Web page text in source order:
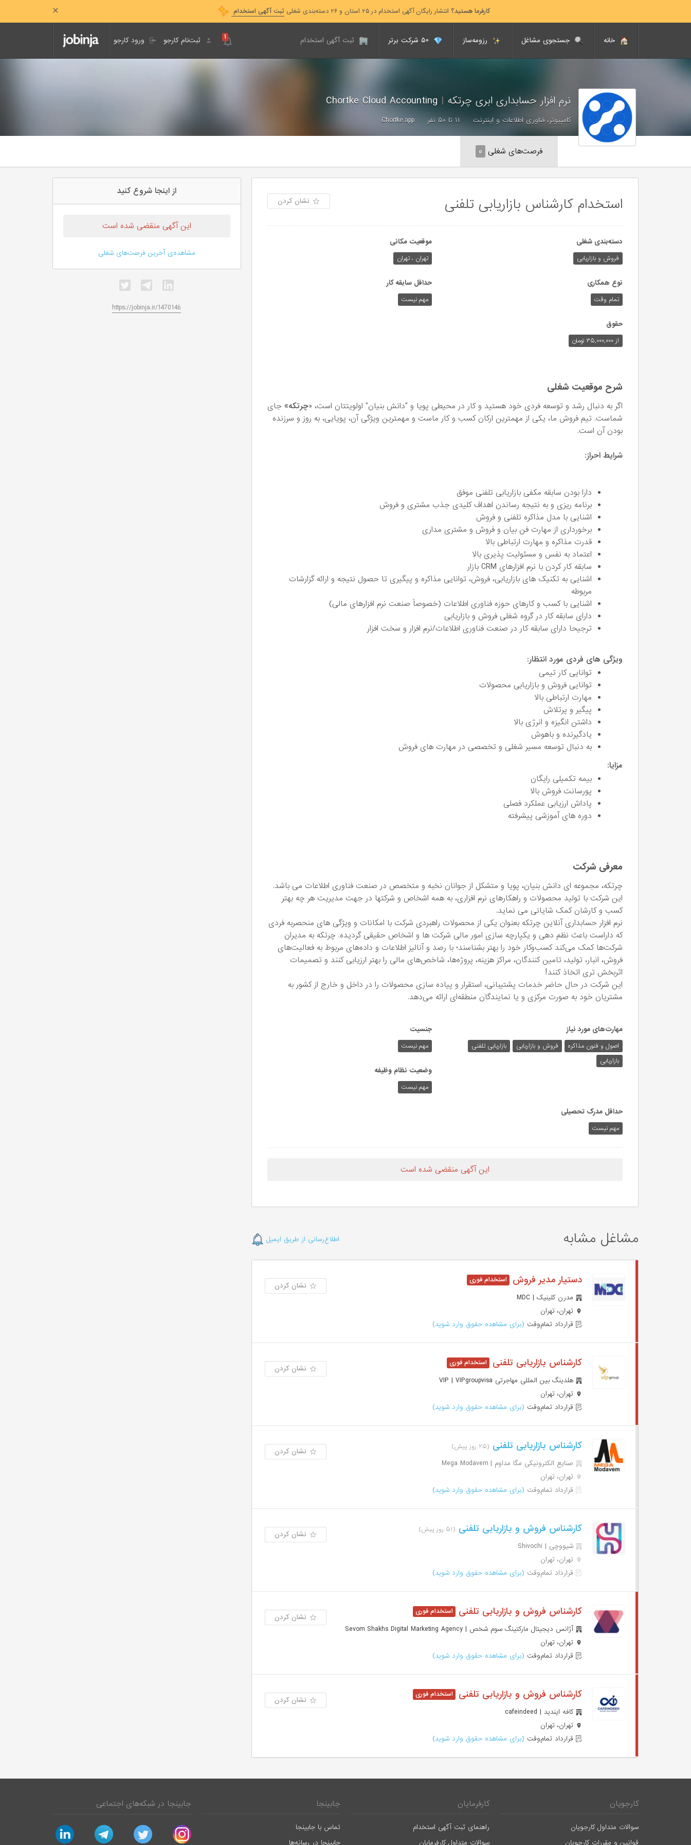
کارفرما هستید؟ انتشار رایگان آگهی استخدام در ۲۵ استان و ۲۶ دسته‌بندی شغلی ثبت آگهی استخدام
خانه جستجوی مشاغل رزومه‌ساز ثبت آگهی استخدام ورود کارجو ثبت‌نام کارجو ۱
نرم افزار حسابداری ابری چرتکه |
کامپیوتر، فناوری اطلاعات و اینترنت ۱۱ تا ۵۰ نفر Chortke.app
فرصت‌های شغلی ۰
استخدام کارشناس بازاریابی تلفنی نشان کردن
دسته‌بندی شغلی
فروش و بازاریابی
موقعیت مکانی
تهران ، تهران
نوع همکاری
تمام وقت
حداقل سابقه کار
مهم نیست
حقوق
از ۳۵,۰۰۰,۰۰۰ تومان
شرح موقعیت شغلی
اگر به دنبال رشد و توسعه فردی خود هستید و کار در محیطی پویا و "دانش بنیان" اولویتتان است، «چرتکه» جای
شماست. تیم فروش ما، یکی از مهمترین ارکان کسب و کار ماست و مهمترین ویژگی آن، پویایی، به روز و سرزنده
بودن آن است.
شرایط احراز:
دارا بودن سابقه مکفی بازاریابی تلفنی موفق
برنامه ریزی و به نتیجه رساندن اهداف کلیدی جذب مشتری و فروش
اشنایی با مدل مذاکره تلفنی و فروش
برخورداری از مهارت فن بیان و فروش و مشتری مداری
قدرت مذاکره و مهارت ارتباطی بالا
اعتماد به نفس و مسئولیت پذیری بالا
سابقه کار کردن با نرم افزارهای CRM بازار
اشنایی به تکنیک های بازاریابی، فروش، توانایی مذاکره و پیگیری تا حصول نتیجه و ارائه گزارشات
مربوطه
اشنایی با کسب و کارهای حوزه فناوری اطلاعات (خصوصاً صنعت نرم افزارهای مالی)
دارای سابقه کار در گروه شغلی فروش و بازاریابی
ترجیحا دارای سابقه کار در صنعت فناوری اطلاعات/نرم افزار و سخت افزار
ویژگی های فردی مورد انتظار:
توانایی کار تیمی
توانایی فروش و بازاریابی محصولات
مهارت ارتباطی بالا
پیگیر و پرتلاش
داشتن انگیزه و انرژی بالا
یادگیرنده و باهوش
به دنبال توسعه مسیر شغلی و تخصصی در مهارت های فروش
مزایا:
بیمه تکمیلی رایگان
پورسانت فروش بالا
پاداش ارزیابی عملکرد فصلی
دوره های آموزشی پیشرفته
معرفی شرکت
چرتکه، مجموعه ای دانش بنیان، پویا و متشکل از جوانان نخبه و متخصص در صنعت فناوری اطلاعات می باشد.
این شرکت با تولید محصولات و راهکارهای نرم افزاری، به همه اشخاص و شرکتها در جهت مدیریت هر چه بهتر
کسب و کارشان کمک شایانی می نماید.
نرم افزار حسابداری آنلاین چرتکه بعنوان یکی از محصولات راهبردی شرکت با امکانات و ویژگی های منحصربه فردی
که داراست باعث نظم دهی و یکپارچه سازی امور مالی شرکت ها و اشخاص حقیقی گردیده. چرتکه به مدیران
شرکت‌ها کمک می‌کند کسب‌و‌کار خود را بهتر بشناسند؛ با رصد و آنالیز اطلاعات و داده‌های مربوط به فعالیت‌های
فروش، انبار، تولید، تامین کنندگان، مراکز هزینه، پروژه‌ها، شاخص‌های مالی را بهتر ارزیابی کنند و تصمیمات
اثربخش تری اتخاذ کنند!
این شرکت در حال حاضر خدمات پشتیبانی، استقرار و پیاده سازی محصولات را در داخل و خارج از کشور به
مشتریان خود به صورت مرکزی و یا نمایندگان منطقه‌ای ارائه می‌دهد.
مهارت‌های مورد نیاز
اصول و فنون مذاکره فروش و بازاریابی
بازاریابی تلفنی
بازاریابی
جنسیت
مهم نیست
وضعیت نظام وظیفه
مهم‌ نیست
حداقل مدرک تحصیلی
مهم نیست
این آگهی منقضی شده است
مشاغل مشابه اطلاع‌رسانی از طریق ایمیل
دستیار مدیر فروش
مدرن کلینیک | MDC
تهران، تهران
قرارداد تمام‌وقت (برای مشاهده حقوق وارد شوید)
نشان کردن
کارشناس بازاریابی تلفنی
هلدینگ بین المللی مهاجرتی VIP | VIPgroupvisa
تهران، تهران
قرارداد تمام‌وقت (برای مشاهده حقوق وارد شوید)
نشان کردن
کارشناس بازاریابی تلفنی (۲۵ روز پیش)
صنایع الکترونیکی مگا مداوم | Mega Modavem
تهران، تهران
قرارداد تمام‌وقت (برای مشاهده حقوق وارد شوید)
نشان کردن
کارشناس فروش و بازاریابی تلفنی (۵۱ روز پیش)
شیووچی | Shivochi
تهران، تهران
قرارداد تمام‌وقت (برای مشاهده حقوق وارد شوید)
نشان کردن
کارشناس فروش و بازاریابی تلفنی
آژانس دیجیتال مارکتینگ سوم شخص | Sevom Shakhs Digital Marketing Agency
تهران، تهران
قرارداد تمام‌وقت (برای مشاهده حقوق وارد شوید)
نشان کردن
کارشناس فروش و بازاریابی تلفنی
کافه ایندید | cafeindeed
تهران، تهران
قرارداد تمام‌وقت (برای مشاهده حقوق وارد شوید)
نشان کردن
از اینجا شروع کنید
این آگهی منقضی شده است
مشاهده‌ی آخرین فرصت‌های شغلی
https://jobinja.ir/1470146
کارجویان
سوالات متداول کارجویان
قوانین و مقررات کارجویان
کارفرمایان
راهنمای ثبت آگهی استخدام
سوالات متداول کارفرمایان
جابینجا
تماس با جابینجا
جابینجا در رسانه‌ها
جابینجا در شبکه‌های اجتماعی
instagram
twitter
telegram
linkedin